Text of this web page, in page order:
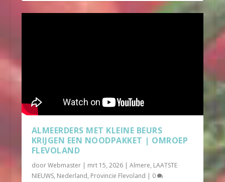
ALMEERDERS MET KLEINE BEURS
KRIJGEN EEN NOODPAKKET | OMROEP
FLEVOLAND
doorWebmaster| mrt 15, 2026| Almere, LAATSTE
NIEUWS, Nederland, Provincie Flevoland | 0